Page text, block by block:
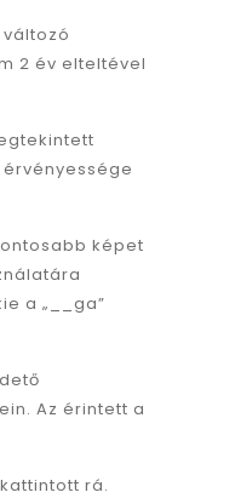
2 év elteltével
képet
a „__ga”
Az érintett a
rá.